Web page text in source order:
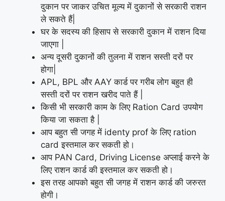
दुकान पर जाकर उचित मूल्‍य में दुकानों से सरकारी राशन
ले सकते हैं|
घर के सदस्य की हिसाप से सरकारी दुकान में राशन दिया
जाएगा |
अन्य दूसरी दुकानों की तुलना में राशन सस्ती दरों पर
होगा|
APL, BPL और AAY कार्ड पर गरीब लोग बहुत ही
सस्ती दरों पर राशन खरीद पाते हैं |
किसी भी सरकारी काम के लिए Ration Card उपयोग
किया जा सकता है |
आप बहुत सी जगह में identy prof के लिए ration
card इस्तमाल कर सकती हो।
आप PAN Card, Driving License अप्लाई करने के
लिए राशन कार्ड की इस्तमाल कर सकती हो।
इस तरह आपको बहुत सी जगह में राशन कार्ड की जरुरत
होगी।